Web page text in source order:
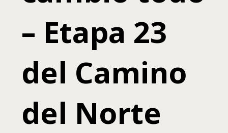
– Etapa 23
del Camino
del Norte